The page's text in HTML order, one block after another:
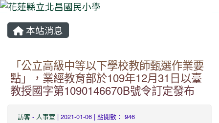
本站消息
「公立高級中等以下學校教師甄選作業要
點」，業經教育部於109年12月31日以臺
教授國字第1090146670B號令訂定發布
訪客 - 人事室 | 2021-01-06 | 點閱數： 946